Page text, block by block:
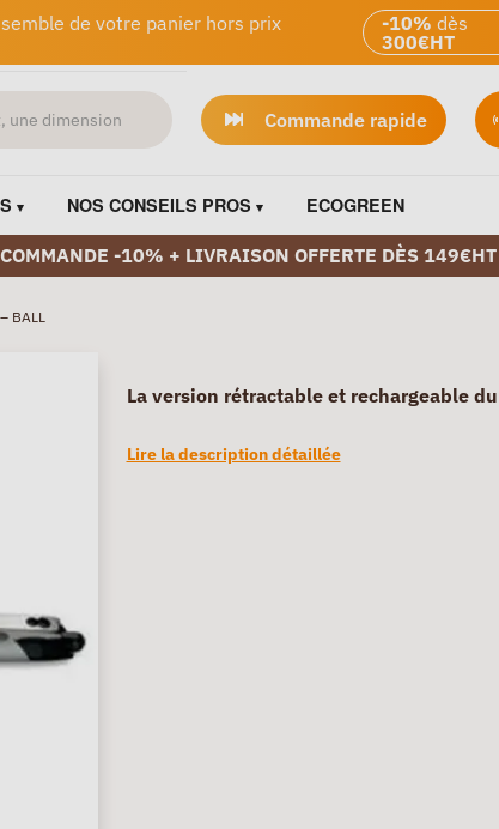
de votre panier hors prix
-10% dès
300€HT
Commande rapide
NOS CONSEILS PROS ECOGREEN
-10% + LIVRAISON OFFERTE DÈS
BALL
La version rétractable et rechargeable
Lire la description détaillée